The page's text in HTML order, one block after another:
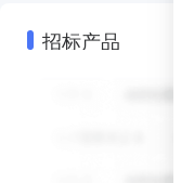
招标产品